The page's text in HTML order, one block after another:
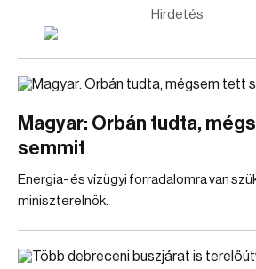
Hirdetés
Magyar: Orbán tudta,
semmit
Energia- és vízügyi forradalomra van
miniszterelnök.